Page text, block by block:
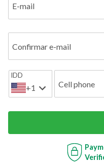
E-mail
Confirmar e-mail
IDD
+1 Cell phone